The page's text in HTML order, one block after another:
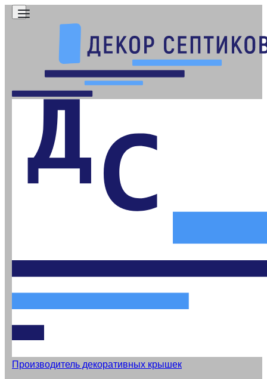
Производитель декоративных крышек